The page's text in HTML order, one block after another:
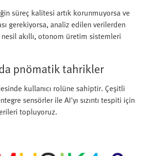
süreç kalitesi artık korunmuyorsa ve
gerekiyorsa, analiz edilen verilerden
akıllı, otonom üretim sistemleri
pnömatik tahrikler
kullanıcı rolüne sahiptir. Çeşitli
sensörler ile AI'yı sızıntı tespiti için
topluyoruz.